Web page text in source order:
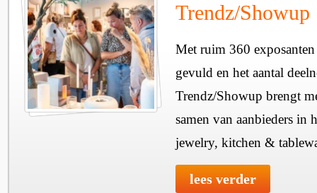
Trendz/Showup
Met ruim 360
gevuld en het aantal
Trendz/Showup brengt
samen van aanbieders in
jewelry, kitchen &
lees verder